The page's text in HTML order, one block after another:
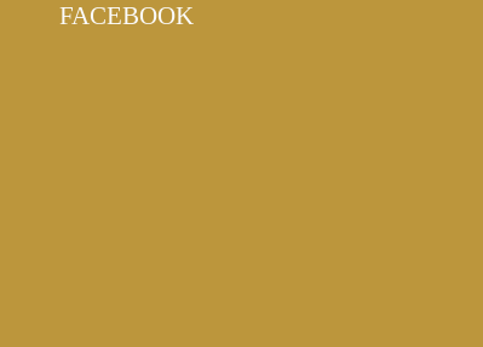
FACEBOOK